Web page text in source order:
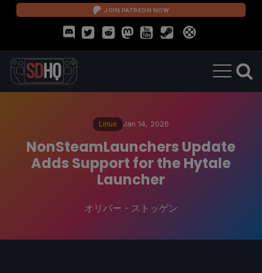
JOIN PATREON NOW
Linux Jan 14, 2026
NonSteamLaunchers Update
Adds Support for the Hytale
Launcher
オリバー・ストッゲン